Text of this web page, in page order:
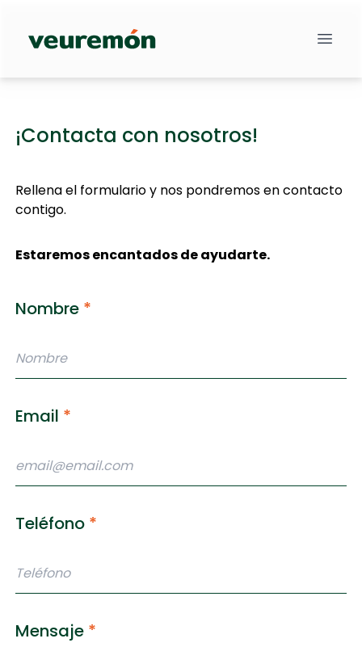
Your Company
¡Contacta con nosotros!
Rellena el formulario y nos pondremos en contacto
contigo.
Estaremos encantados de ayudarte.
Nombre *
Email *
Teléfono *
Mensaje *